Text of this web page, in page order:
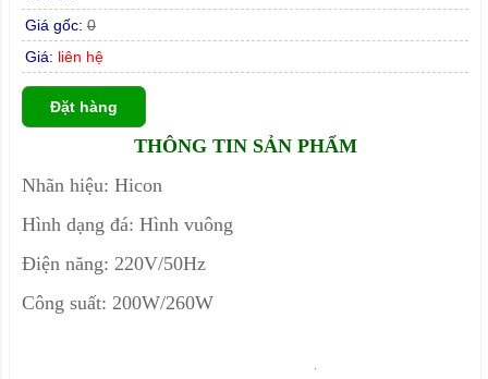
Giá gốc: 0
Giá: liên hệ
Đặt hàng
THÔNG TIN SẢN PHẨM
Nhãn hiệu: Hicon
Hình dạng đá: Hình vuông
Điện năng: 220V/50Hz
Công suất: 200W/260W